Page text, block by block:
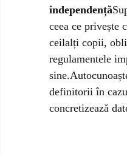
independență
ceea ce privește
ceilalți copii,
regulamentele
sine.
definitorii în
concretizează